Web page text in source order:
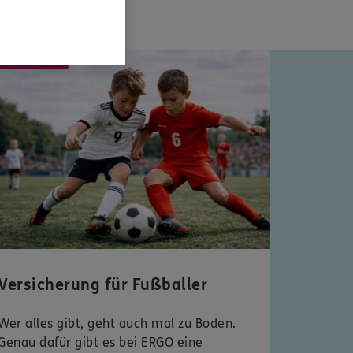
für Fußballer
alles gibt, geht auch mal zu Boden.
dafür gibt es bei ERGO eine